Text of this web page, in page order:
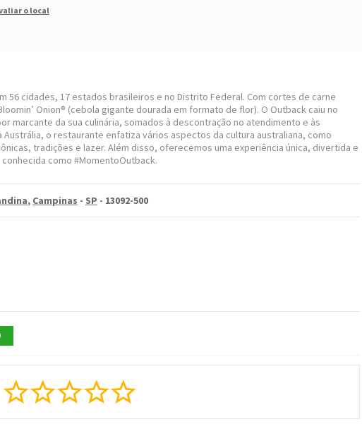
o local
56 cidades, 17 estados brasileiros e no Distrito Federal. Com cortes de carne
Onion® (cebola gigante dourada em formato de flor). O Outback caiu no
marcante da sua culinária, somados à descontração no atendimento e às
o restaurante enfatiza vários aspectos da cultura australiana, como
tradições e lazer. Além disso, oferecemos uma experiência única, divertida e
como #MomentoOutback.
, Campinas - SP - 13092-500